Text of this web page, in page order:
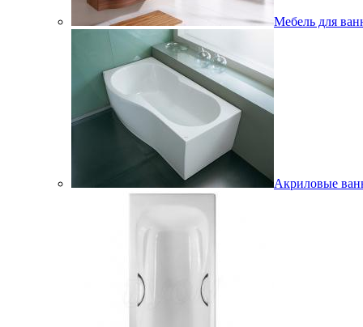
Мебель для
Акриловые